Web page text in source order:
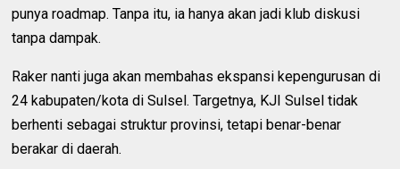
punya roadmap. Tanpa itu, ia hanya akan jadi klub diskusi
tanpa dampak.
Raker nanti juga akan membahas ekspansi kepengurusan di
24 kabupaten/kota di Sulsel. Targetnya, KJI Sulsel tidak
berhenti sebagai struktur provinsi, tetapi benar-benar
berakar di daerah.